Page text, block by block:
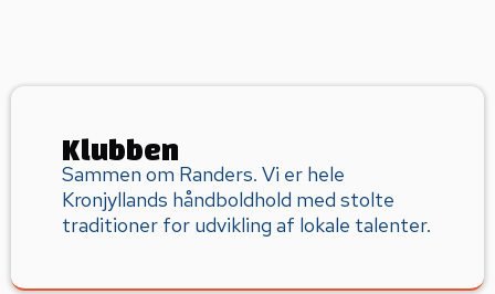
Klubben
Sammen om Randers. Vi er hele
Kronjyllands håndboldhold med stolte
traditioner for udvikling af lokale talenter.